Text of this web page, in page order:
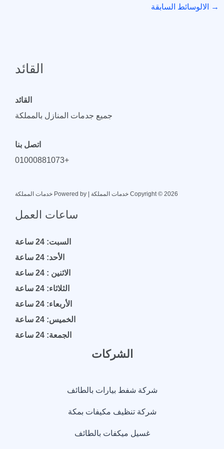
→ الالوسائط السابقة
القائد
القائد
جميع جدمات المنازل بالمملكة
اتصل بنا
+01000881073
Copyright © 2026 خدمات المملكة | Powered by خدمات المملكة
ساعات العمل
السبت: 24 ساعة
الأحد: 24 ساعة
الاثنين : 24 ساعة
الثلاثاء: 24 ساعة
الأربعاء: 24 ساعة
الخميس: 24 ساعة
الجمعة: 24 ساعة
الشركات
شركة شفط بيارات بالطائف
شركة تنظيف مكيفات بمكة
غسيل ميكفات بالطائف